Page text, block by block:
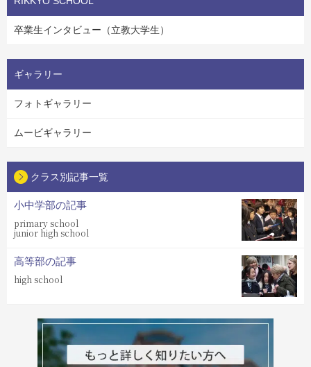
卒業生インタビュー（立教大学生）
ギャラリー
フォトギャラリー
ムービギャラリー
クラス別記事一覧
小中学部の記事
primary school
junior high school
高等部の記事
high school